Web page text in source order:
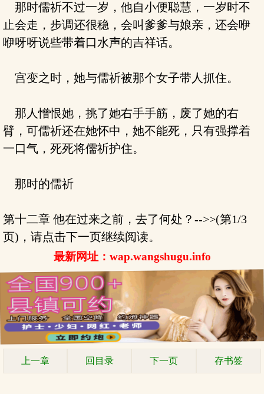
那时儒祈不过一岁，他自小便聪慧，一岁时不
止会走，步调还很稳，会叫爹爹与娘亲，还会咿
咿呀呀说些带着口水声的吉祥话。
宫变之时，她与儒祈被那个女子带人抓住。
那人憎恨她，挑了她右手手筋，废了她的右
臂，可儒祈还在她怀中，她不能死，只有强撑着
一口气，死死将儒祈护住。
那时的儒祈
第十二章 他在过来之前，去了何处？-->>(第1/3
页)，请点击下一页继续阅读。
最新网址：wap.wangshugu.info
上一章 回目录 下一页 存书签